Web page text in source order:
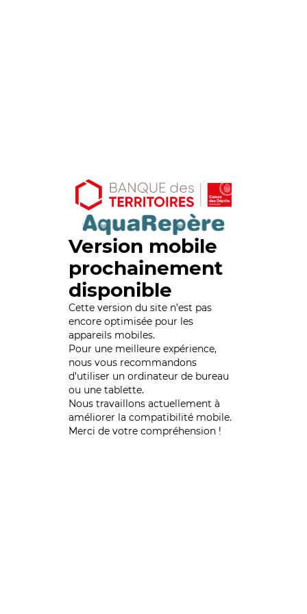
Version mobile
prochainement
disponible
Cette version du site n’est pas
encore optimisée pour les
appareils mobiles.
Pour une meilleure expérience,
nous vous recommandons
d'utiliser un ordinateur de bureau
ou une tablette.
Nous travaillons actuellement à
améliorer la compatibilité mobile.
Merci de votre compréhension !